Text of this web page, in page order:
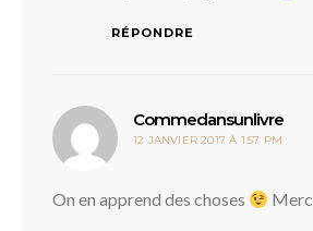
RÉPONDRE
Commedansunlivre
12 JANVIER 2017 À 1:57 PM
On en apprend des choses